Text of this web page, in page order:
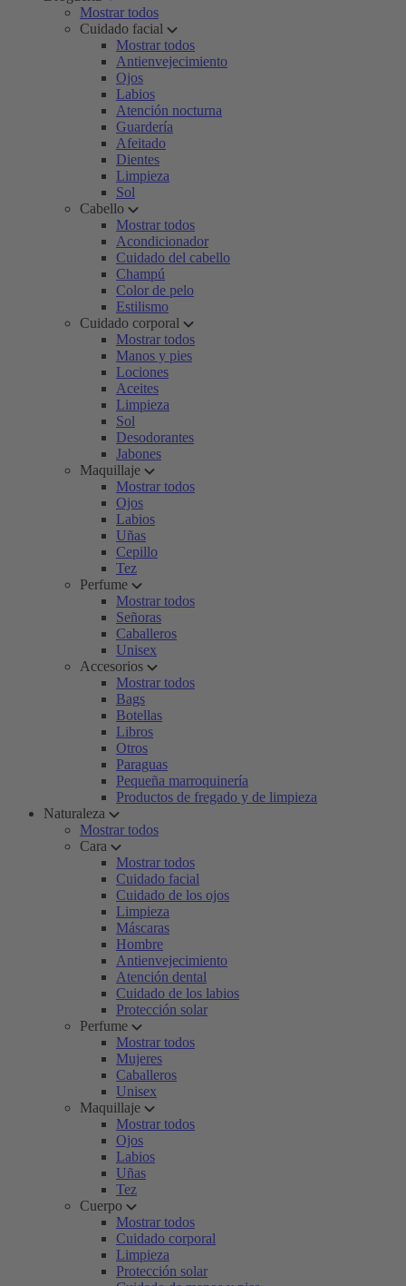
Mostrar todos
Cuidado facial
Mostrar todos
Antienvejecimiento
Ojos
Labios
Atención nocturna
Guardería
Afeitado
Dientes
Limpieza
Sol
Cabello
Mostrar todos
Acondicionador
Cuidado del cabello
Champú
Color de pelo
Estilismo
Cuidado corporal
Mostrar todos
Manos y pies
Lociones
Aceites
Limpieza
Sol
Desodorantes
Jabones
Maquillaje
Mostrar todos
Ojos
Labios
Uñas
Cepillo
Tez
Perfume
Mostrar todos
Señoras
Caballeros
Unisex
Accesorios
Mostrar todos
Bags
Botellas
Libros
Otros
Paraguas
Pequeña marroquinería
Productos de fregado y de limpieza
Naturaleza
Mostrar todos
Cara
Mostrar todos
Cuidado facial
Cuidado de los ojos
Limpieza
Máscaras
Hombre
Antienvejecimiento
Atención dental
Cuidado de los labios
Protección solar
Perfume
Mostrar todos
Mujeres
Caballeros
Unisex
Maquillaje
Mostrar todos
Ojos
Labios
Uñas
Tez
Cuerpo
Mostrar todos
Cuidado corporal
Limpieza
Protección solar